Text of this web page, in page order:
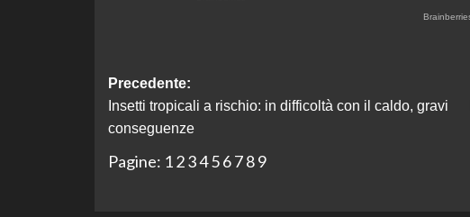
Navigazione
articolo
Precedente:
Insetti tropicali a rischio: in difficoltà con il caldo, gravi
conseguenze
Pagine: 1 2 34 5 6 7 8 9